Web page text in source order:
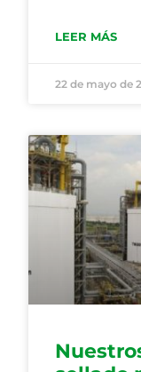
LEER MÁS
22 de mayo de